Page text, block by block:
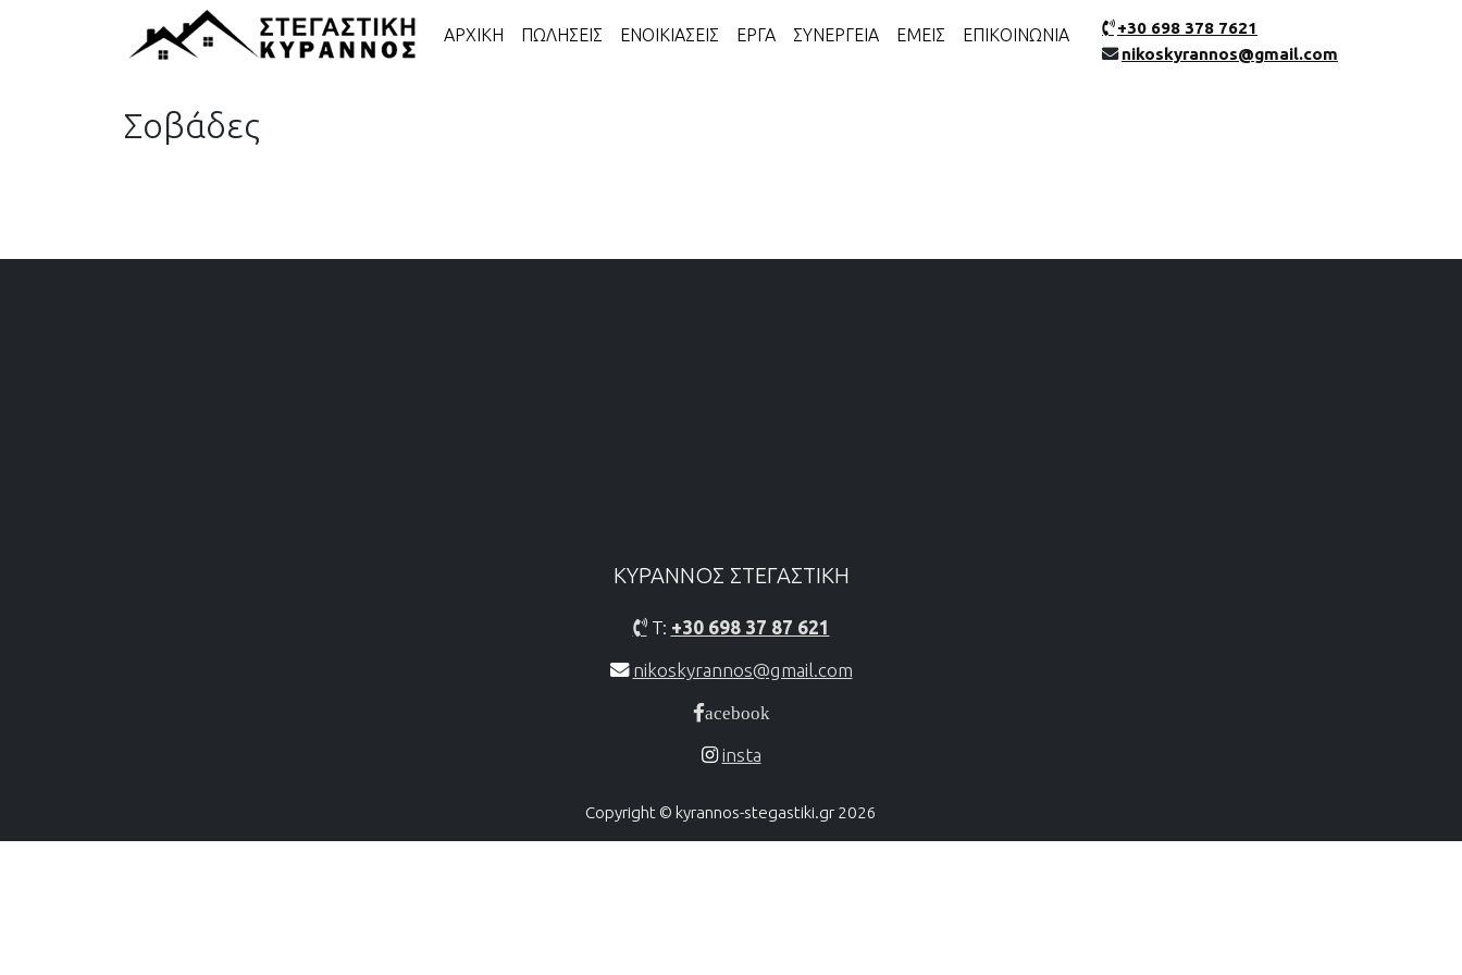
ΑΡΧΙΚΗ ΠΩΛΗΣΕΙΣ ΕΝΟΙΚΙΑΣΕΙΣ ΕΡΓΑ ΣΥΝΕΡΓΕΙΑ ΕΜΕΙΣ ΕΠΙΚΟΙΝΩΝΙΑ
+30 698 378 7621
nikoskyrannos@gmail.com
Σοβάδες
ΚΥΡΑΝΝΟΣ ΣΤΕΓΑΣΤΙΚH
T: +30 698 37 87 621
nikoskyrannos@gmail.com
acebook
insta
Copyright © kyrannos-stegastiki.gr 2026